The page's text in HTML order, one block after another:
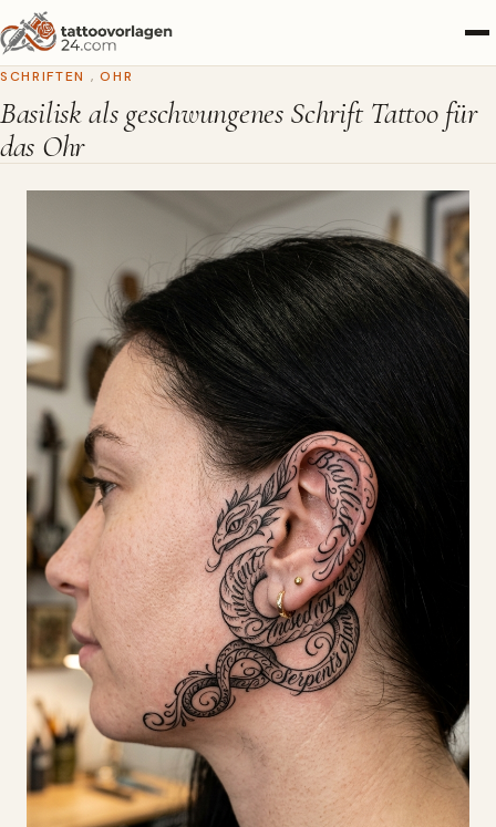
SCHRIFTEN , OHR
Basilisk als geschwungenes Schrift Tattoo für
das Ohr